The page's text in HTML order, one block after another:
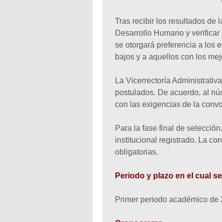
Tras recibir los resultados de
Desarrollo Humano y
se otorgará preferencia a los
bajos y a aquellos con los
La Vicerrectoría
postulados. De acuerdo, al
con las exigencias de la
Para la fase final de
institucional registrado. La
obligatorias.
Periodo y plazo en el cual
Primer periodo académico